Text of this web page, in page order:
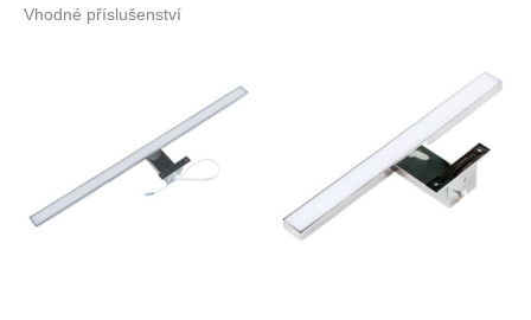
Vhodné příslušenství